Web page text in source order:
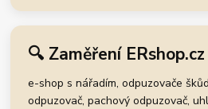
🔍 Zaměření ERshop.cz
e-shop s nářadím, odpuzovače
odpuzovač, pachový odpuzovač,